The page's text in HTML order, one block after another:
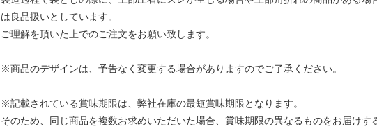
は良品扱いとしています。
ご理解を頂いた上でのご注文をお願い致します。
※商品のデザインは、予告なく変更する場合がありますのでご了承ください。
※記載されている賞味期限は、弊社在庫の最短賞味期限となります。
そのため、同じ商品を複数お求めいただいた場合、賞味期限の異なるものをお届けす